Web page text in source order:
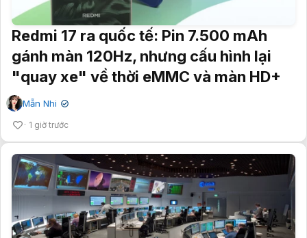
Redmi 17 ra quốc tế: Pin 7.500 mAh
gánh màn 120Hz, nhưng cấu hình lại
"quay xe" về thời eMMC và màn HD+
Mẫn Nhi ✔
1 giờ trước